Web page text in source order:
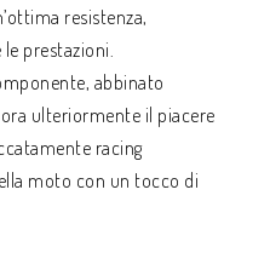
resistenza,
prestazioni.
abbinato
ulteriormente il piacere
racing
moto con un tocco di